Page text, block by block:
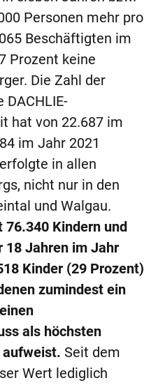
Personen mehr pro
Beschäftigten im
Prozent keine
Die Zahl der
DACHLIE-
hat von 22.687 im
im Jahr 2021
in allen
nicht nur in den
und Walgau.
Kindern und
18 Jahren im Jahr
Kinder (29 Prozent)
zumindest ein
als höchsten
aufweist. Seit dem
Wert lediglich